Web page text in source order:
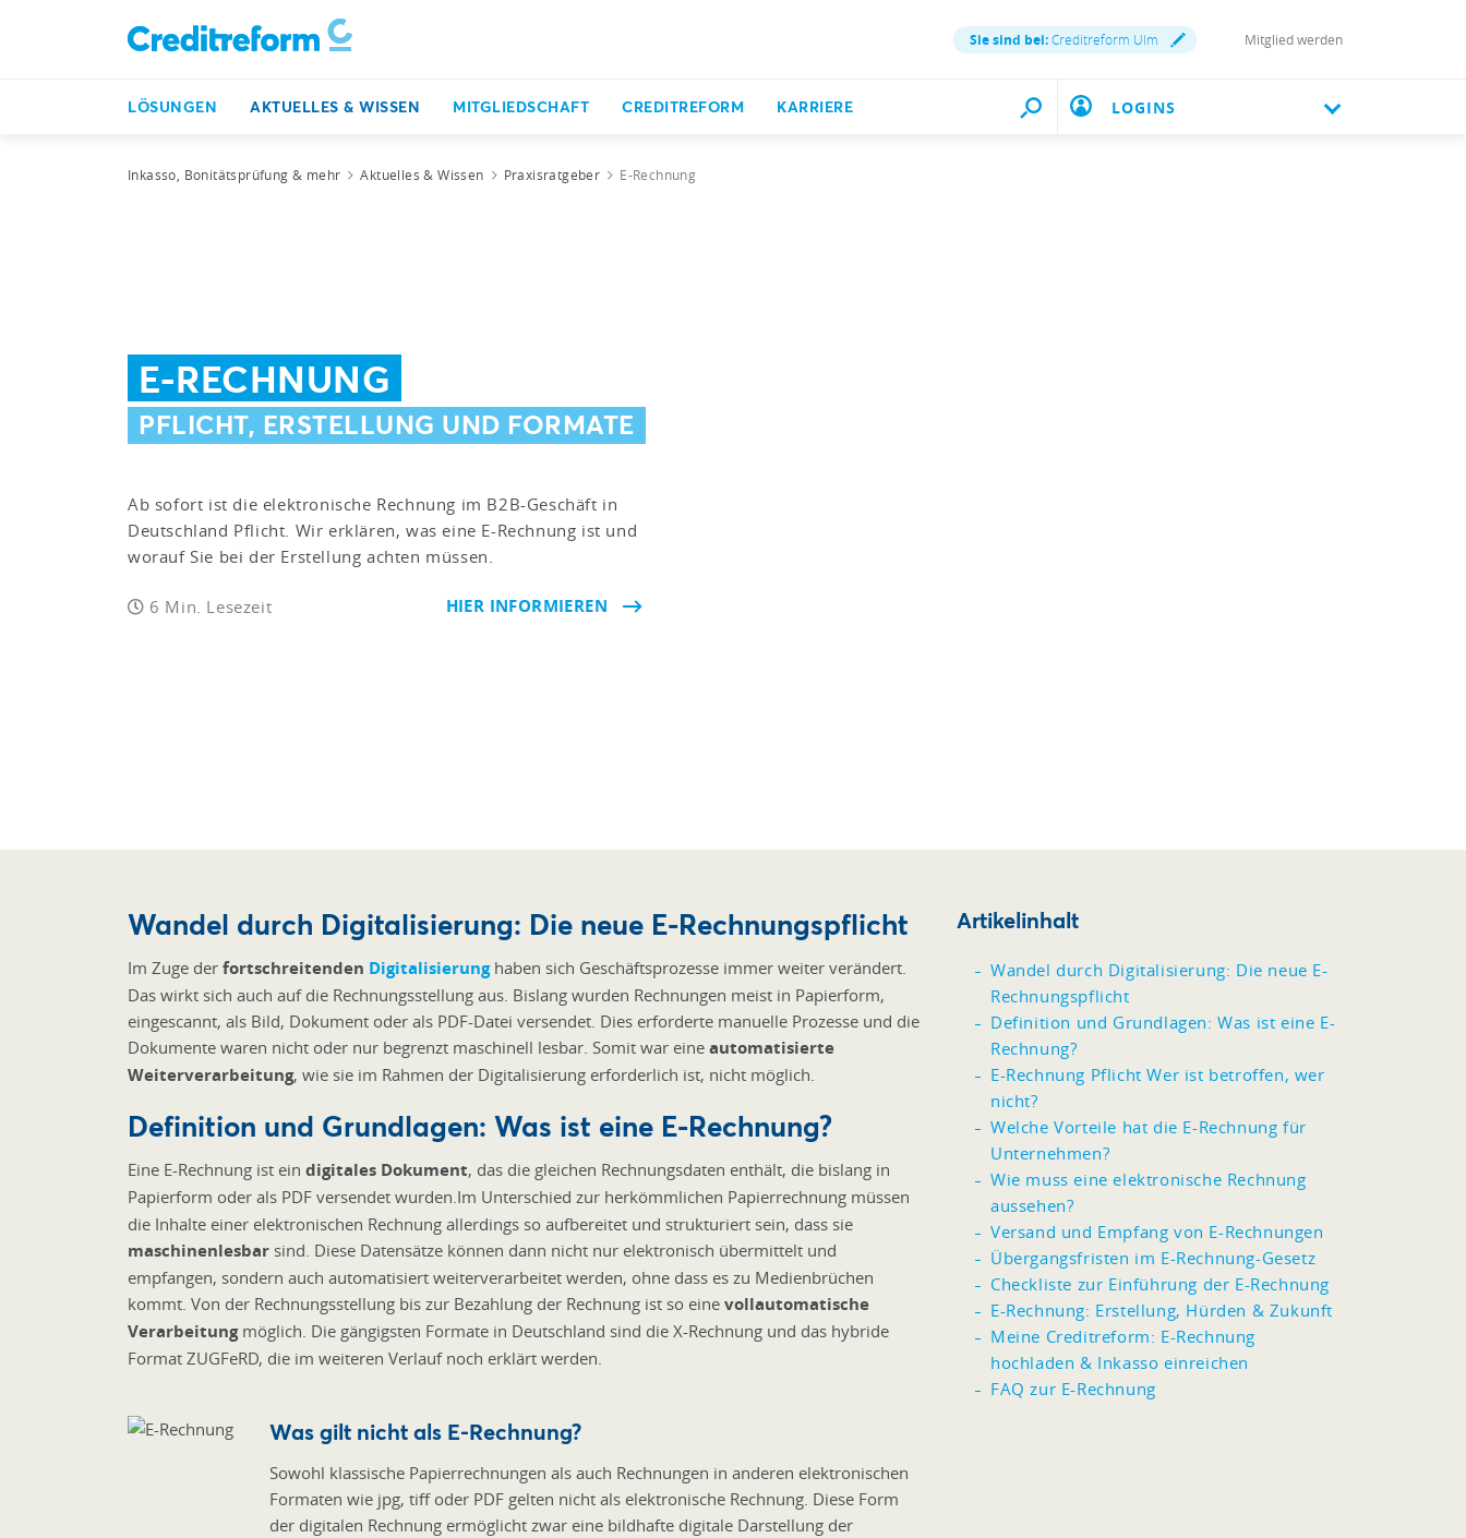
Sie sind bei:Creditreform Ulm Mitglied werden
LÖSUNGEN AKTUELLES & WISSEN MITGLIEDSCHAFT CREDITREFORM KARRIERE LOGINS
Inkasso, Bonitätsprüfung & mehr Aktuelles & Wissen Praxisratgeber E-Rechnung
E-RECHNUNG
PFLICHT, ERSTELLUNG UND FORMATE
Ab sofort ist die elektronische Rechnung im B2B-Geschäft in
Deutschland Pflicht. Wir erklären, was eine E-Rechnung ist und
worauf Sie bei der Erstellung achten müssen.
6 Min. Lesezeit HIER INFORMIEREN
Wandel durch Digitalisierung: Die neue E-Rechnungspflicht
Im Zuge der fortschreitenden Digitalisierunghaben sich Geschäftsprozesse immer weiter verändert.
Das wirkt sich auch auf die Rechnungsstellung aus. Bislang wurden Rechnungen meist in Papierform,
eingescannt, als Bild, Dokument oder als PDF-Datei versendet. Dies erforderte manuelle Prozesse und die
Dokumente waren nicht oder nur begrenzt maschinell lesbar. Somit war eine automatisierte
Weiterverarbeitung, wie sie im Rahmen der Digitalisierung erforderlich ist, nicht möglich.
Definition und Grundlagen: Was ist eine E-Rechnung?
Eine E-Rechnung ist ein digitales Dokument, das die gleichen Rechnungsdaten enthält, die bislang in
Papierform oder als PDF versendet wurden. Im Unterschied zur herkömmlichen Papierrechnung müssen
die Inhalte einer elektronischen Rechnung allerdings so aufbereitet und strukturiert sein, dass sie
maschinenlesbar sind. Diese Datensätze können dann nicht nur elektronisch übermittelt und
empfangen, sondern auch automatisiert weiterverarbeitet werden, ohne dass es zu Medienbrüchen
kommt. Von der Rechnungsstellung bis zur Bezahlung der Rechnung ist so eine vollautomatische
Verarbeitungmöglich. Die gängigsten Formate in Deutschland sind die X-Rechnung und das hybride
Format ZUGFeRD, die im weiteren Verlauf noch erklärt werden.
Was gilt nicht als E-Rechnung?
Sowohl klassische Papierrechnungen als auch Rechnungen in anderen elektronischen
Formaten wie jpg, tiff oder PDF gelten nicht als elektronische Rechnung. Diese Form
der digitalen Rechnung ermöglicht zwar eine bildhafte digitale Darstellung der
Artikelinhalt
Wandel durch Digitalisierung: Die neue E-
Rechnungspflicht
Definition und Grundlagen: Was ist eine E-
Rechnung?
E-Rechnung Pflicht Wer ist betroffen, wer
nicht?
Welche Vorteile hat die E-Rechnung für
Unternehmen?
Wie muss eine elektronische Rechnung
aussehen?
Versand und Empfang von E-Rechnungen
Übergangsfristen im E-Rechnung-Gesetz
Checkliste zur Einführung der E-Rechnung
E-Rechnung: Erstellung, Hürden & Zukunft
Meine Creditreform: E-Rechnung
hochladen & Inkasso einreichen
FAQ zur E-Rechnung